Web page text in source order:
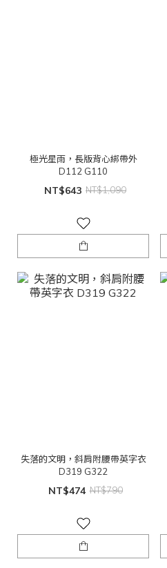
極光星雨，長版背心綁帶外
D112 G110
NT$643 NT$1,090
失落的文明，斜肩附腰帶英字衣
D319 G322
NT$474 NT$790